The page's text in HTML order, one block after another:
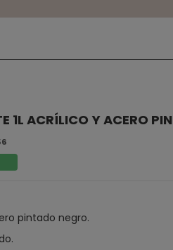
1L ACRÍLICO Y ACERO
pintado negro.